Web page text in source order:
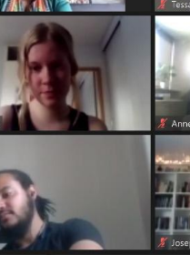
Online Dialoog